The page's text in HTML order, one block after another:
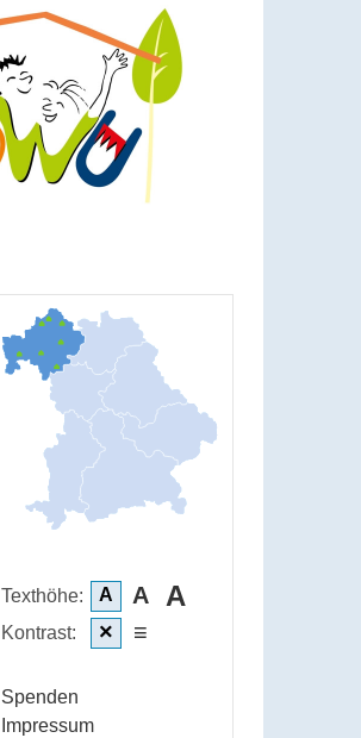
Texthöhe: A A A
Kontrast: × ≡
Spenden
Impressum